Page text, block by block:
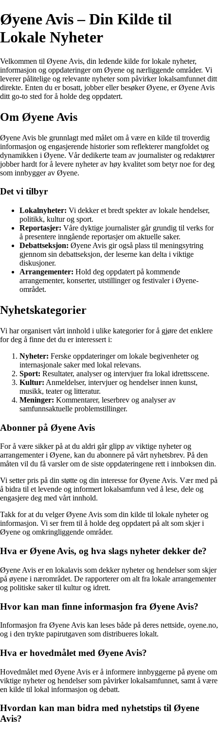
Øyene Avis – Din Kilde til
Lokale Nyheter
Velkommen til Øyene Avis, din ledende kilde for lokale nyheter,
informasjon og oppdateringer om Øyene og nærliggende områder. Vi
leverer pålitelige og relevante nyheter som påvirker lokalsamfunnet ditt
direkte. Enten du er bosatt, jobber eller besøker Øyene, er Øyene Avis
ditt go-to sted for å holde deg oppdatert.
Om Øyene Avis
Øyene Avis ble grunnlagt med målet om å være en kilde til troverdig
informasjon og engasjerende historier som reflekterer mangfoldet og
dynamikken i Øyene. Vår dedikerte team av journalister og redaktører
jobber hardt for å levere nyheter av høy kvalitet som betyr noe for deg
som innbygger av Øyene.
Det vi tilbyr
Lokalnyheter: Vi dekker et bredt spekter av lokale hendelser,
politikk, kultur og sport.
Reportasjer: Våre dyktige journalister går grundig til verks for
å presentere inngående reportasjer om aktuelle saker.
Debattseksjon: Øyene Avis gir også plass til meningsytring
gjennom sin debattseksjon, der leserne kan delta i viktige
diskusjoner.
Arrangementer: Hold deg oppdatert på kommende
arrangementer, konserter, utstillinger og festivaler i Øyene-
området.
Nyhetskategorier
Vi har organisert vårt innhold i ulike kategorier for å gjøre det enklere
for deg å finne det du er interessert i:
Nyheter: Ferske oppdateringer om lokale begivenheter og
internasjonale saker med lokal relevans.
Sport: Resultater, analyser og intervjuer fra lokal idrettsscene.
Kultur: Anmeldelser, intervjuer og hendelser innen kunst,
musikk, teater og litteratur.
Meninger: Kommentarer, leserbrev og analyser av
samfunnsaktuelle problemstillinger.
Abonner på Øyene Avis
For å være sikker på at du aldri går glipp av viktige nyheter og
arrangementer i Øyene, kan du abonnere på vårt nyhetsbrev. På den
måten vil du få varsler om de siste oppdateringene rett i innboksen din.
Vi setter pris på din støtte og din interesse for Øyene Avis. Vær med på
å bidra til et levende og informert lokalsamfunn ved å lese, dele og
engasjere deg med vårt innhold.
Takk for at du velger Øyene Avis som din kilde til lokale nyheter og
informasjon. Vi ser frem til å holde deg oppdatert på alt som skjer i
Øyene og omkringliggende områder.
Hva er Øyene Avis, og hva slags nyheter dekker de?
Øyene Avis er en lokalavis som dekker nyheter og hendelser som skjer
på øyene i nærområdet. De rapporterer om alt fra lokale arrangementer
og politiske saker til kultur og idrett.
Hvor kan man finne informasjon fra Øyene Avis?
Informasjon fra Øyene Avis kan leses både på deres nettside, oyene.no,
og i den trykte papirutgaven som distribueres lokalt.
Hva er hovedmålet med Øyene Avis?
Hovedmålet med Øyene Avis er å informere innbyggerne på øyene om
viktige nyheter og hendelser som påvirker lokalsamfunnet, samt å være
en kilde til lokal informasjon og debatt.
Hvordan kan man bidra med nyhetstips til Øyene
Avis?